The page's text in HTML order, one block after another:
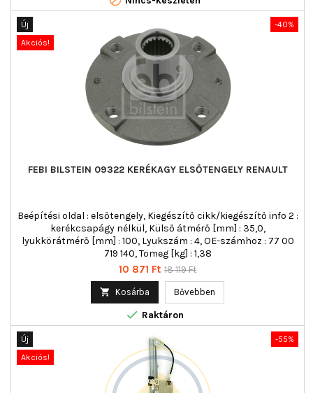
-40%
Új
Akciós!
FEBI BILSTEIN 09322 KERÉKAGY ELSŐTENGELY RENAULT
Beépítési oldal : elsőtengely, Kiegészítő cikk/kiegészítő info 2 :
kerékcsapágy nélkül, Külső átmérő [mm] : 35,0,
lyukkörátmérő [mm] : 100, Lyukszám : 4, OE-számhoz : 77 00
719 140, Tömeg [kg] : 1,38
Ár
10 871 Ft Normál
18 119 Ft
 Kosárba Bővebben
 Raktáron
-55%
Új
Akciós!